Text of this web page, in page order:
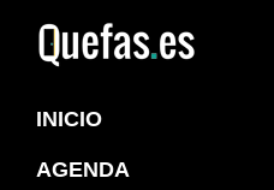
navegación
principal
principal
INICIO
AGENDA